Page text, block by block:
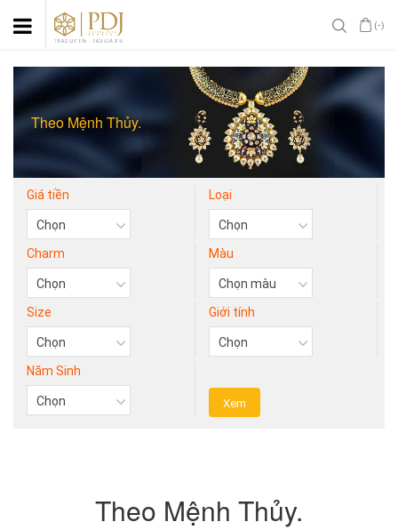
(-)
Theo Mệnh Thủy.
Giá tiền Loại
Charm Màu
Size Giới tính
Năm Sinh
Theo Mệnh Thủy.